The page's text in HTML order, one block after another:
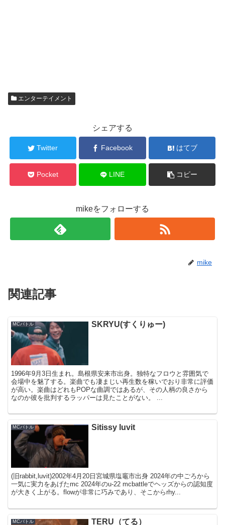
エンターテイメント
シェアする
Twitter Facebook はてブ
Pocket LINE コピー
mikeをフォローする
mike
関連記事
MCバトル SKRYU(すくりゅー)
1996年9月3日生まれ。島根県安来市出身。独特なフロウと雰囲気で
会場中を魅了する。楽曲でも凄まじい再生数を稼いでおり非常に評価
が高い。楽曲はどれもPOPな曲調ではあるが、その人柄の良さから
なのか彼を批判するラッパーは見たことがない。 ...
MCバトル Sitissy luvit
(旧rabbit,luvit)2002年4月20日宮城県塩竈市出身 2024年の中ごろから
一気に実力をあげたmc 2024年のu-22 mcbattleでヘッズからの認知度
が大きく上がる。flowが非常に巧みであり、そこからrhy...
MCバトル TERU（てる）